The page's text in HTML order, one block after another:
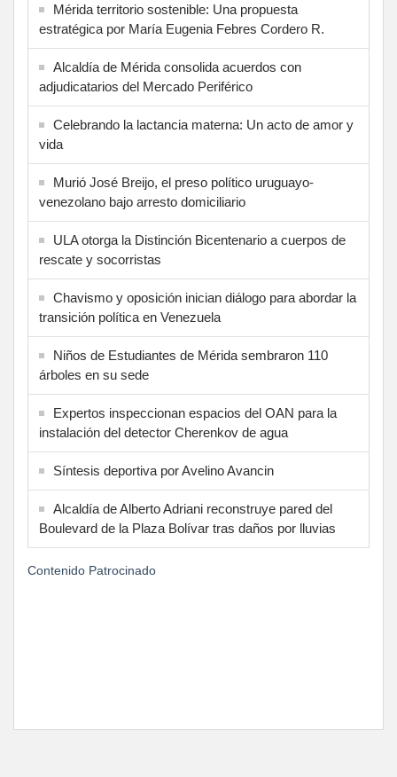
Mérida territorio sostenible: Una propuesta
estratégica por María Eugenia Febres Cordero R.
Alcaldía de Mérida consolida acuerdos con
adjudicatarios del Mercado Periférico
Celebrando la lactancia materna: Un acto de amor y
vida
Murió José Breijo, el preso político uruguayo-
venezolano bajo arresto domiciliario
ULA otorga la Distinción Bicentenario a cuerpos de
rescate y socorristas
Chavismo y oposición inician diálogo para abordar la
transición política en Venezuela
Niños de Estudiantes de Mérida sembraron 110
árboles en su sede
Expertos inspeccionan espacios del OAN para la
instalación del detector Cherenkov de agua
Síntesis deportiva por Avelino Avancin
Alcaldía de Alberto Adriani reconstruye pared del
Boulevard de la Plaza Bolívar tras daños por lluvias
Contenido Patrocinado